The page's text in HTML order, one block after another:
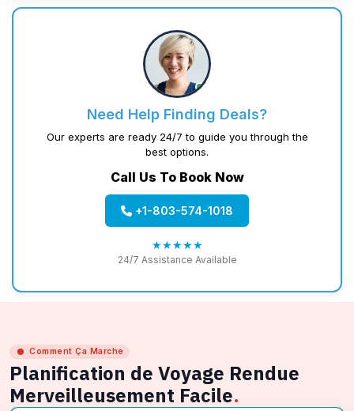
Need Help Finding Deals?
Our experts are ready 24/7 to guide you through the
best options.
Call Us To Book Now
+1-803-574-1018
★★★★★
24/7 Assistance Available
Comment Ça Marche
Planification de Voyage Rendue
Merveilleusement Facile.